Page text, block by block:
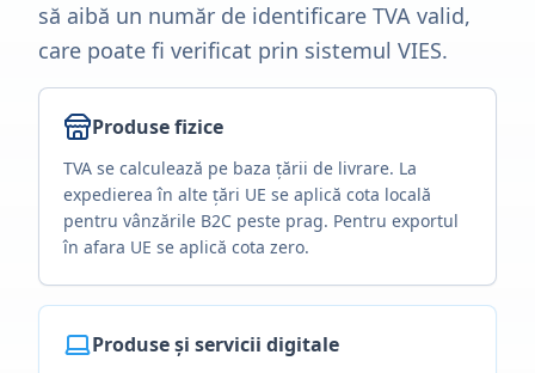
să aibă un număr de identificare TVA valid,
care poate fi verificat prin sistemul VIES.
Produse fizice
TVA se calculează pe baza țării de livrare. La
expedierea în alte țări UE se aplică cota locală
pentru vânzările B2C peste prag. Pentru exportul
în afara UE se aplică cota zero.
Produse și servicii digitale